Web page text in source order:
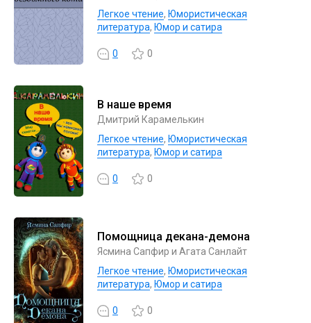
Легкое чтение, Юмористическая
литература, Юмор и сатира
0 0
В наше время
Дмитрий Карамелькин
Легкое чтение, Юмористическая
литература, Юмор и сатира
0 0
Помощница декана-демона
Ясмина Сапфир и Агата Санлайт
Легкое чтение, Юмористическая
литература, Юмор и сатира
0 0